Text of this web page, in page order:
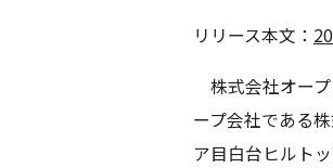
リリース本文：
株式会社オー
ープ会社である
ア目白台ヒルト